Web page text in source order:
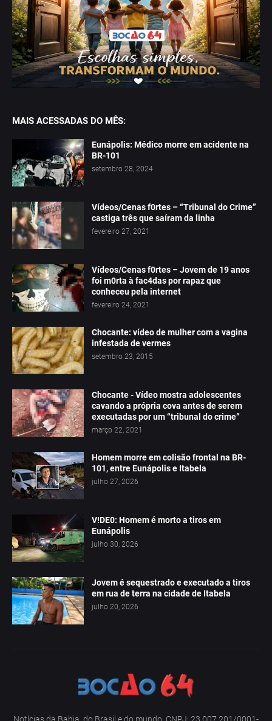
MAIS ACESSADAS DO MÊS:
Eunápolis: Médico morre em acidente na
BR-101
setembro 28, 2024
Vídeos/Cenas f0rtes – “Tribunal do Crime”
castiga três que saíram da linha
fevereiro 27, 2021
Vídeos/Cenas f0rtes – Jovem de 19 anos
foi m0rta à fac4das por rapaz que
conheceu pela internet
fevereiro 24, 2021
Chocante: vídeo de mulher com a vagina
infestada de vermes
setembro 23, 2015
Chocante - Vídeo mostra adolescentes
cavando a própria cova antes de serem
executadas por um “tribunal do crime”
março 22, 2021
Homem morre em colisão frontal na BR-
101, entre Eunápolis e Itabela
julho 27, 2026
V!DE0: Homem é morto a tiros em
Eunápolis
julho 30, 2026
Jovem é sequestrado e executado a tiros
em rua de terra na cidade de Itabela
julho 20, 2026